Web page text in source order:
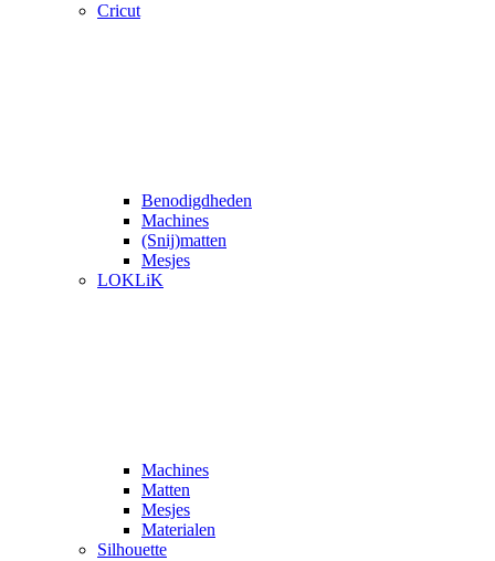
Cricut
Benodigdheden
Machines
(Snij)matten
Mesjes
LOKLiK
Machines
Matten
Mesjes
Materialen
Silhouette